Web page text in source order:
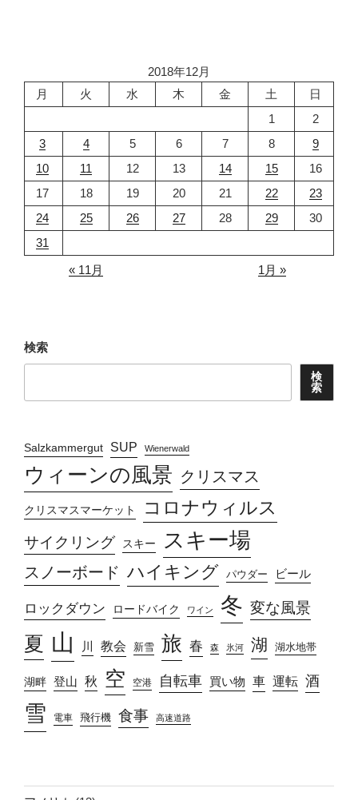
2018年12月
月
火 水 木 金 土
日
1
2
3
4 5 6 7 8
9
10
11 12 13 14 15
16
17
18 19 20 21 22
23
24
25 26 27 28 29
30
31
« 11月
1月 »
検索
検
索
Salzkammergut SUP Wienerwald
ウィーンの風景 クリスマス
クリスマスマーケット コロナウィルス
サイクリング スキー スキー場
スノーボード ハイキング パウダー ビール
ロックダウン ロードバイク ワイン 冬 変な風景
夏 山 川 教会 新雪 旅 春 森 氷河 湖 湖水地帯
湖畔 登山 秋 空 空港 自転車 買い物 車 運転 酒
雪 電車 飛行機 食事 高速道路